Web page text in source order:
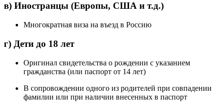
в) Иностранцы (Европы, США и т.д.)
Многократная виза на въезд в Россию
г) Дети до 18 лет
Оригинал свидетельства о рождении с указанием
гражданства (или паспорт от 14 лет)
В сопровождении одного из родителей при совпадении
фамилии или при наличии внесенных в паспорт